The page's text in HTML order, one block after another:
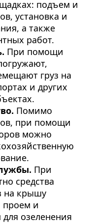
подъем и
установка и
а также
работ.
При помощи
груз на
и других
Помимо
при помощи
можно
При
средства
на крышу
проем и
для озеленения